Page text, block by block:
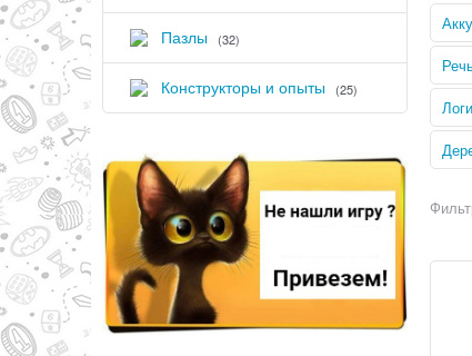
Пазлы (32)
Конструкторы и опыты (25)